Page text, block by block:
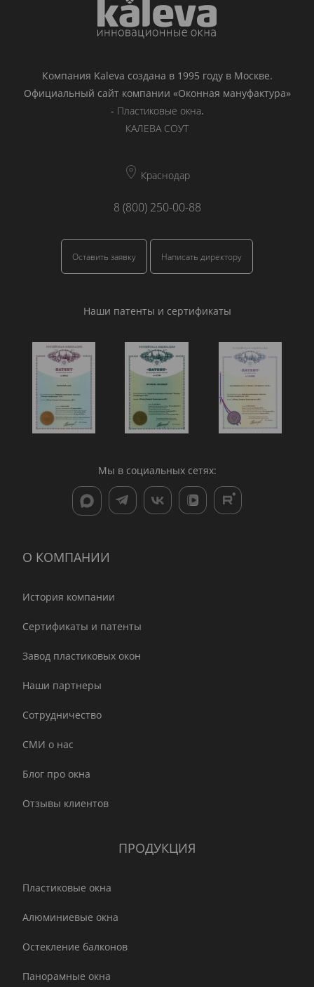
Компания Kaleva создана в 1995 году в Москве.
Официальный сайт компании «Оконная мануфактура»
- Пластиковые окна.
КАЛЕВА СОУТ
Краснодар
8 (800) 250-00-88
Оставить заявку Написать директору
Наши патенты и сертификаты
Мы в социальных сетях:
О КОМПАНИИ
История компании
Сертификаты и патенты
Завод пластиковых окон
Наши партнеры
Сотрудничество
СМИ о нас
Блог про окна
Отзывы клиентов
ПРОДУКЦИЯ
Пластиковые окна
Алюминиевые окна
Остекление балконов
Панорамные окна